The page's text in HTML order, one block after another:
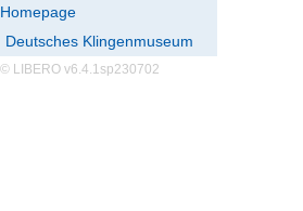
Homepage
Deutsches Klingenmuseum
© LIBERO v6.4.1sp230702